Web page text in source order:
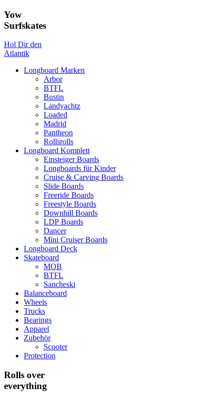
Yow
Surfskates
Hol Dir den
Atlantik
Longboard Marken
Arbor
BTFL
Bustin
Landyachtz
Loaded
Madrid
Pantheon
Rollsrolls
Longboard Komplett
Einsteiger Boards
Longboards für Kinder
Cruise & Carving Boards
Slide Boards
Freeride Boards
Freestyle Boards
Downhill Boards
LDP Boards
Dancer
Mini Cruiser Boards
Longboard Deck
Skateboard
MOB
BTFL
Sancheski
Balanceboard
Wheels
Trucks
Bearings
Apparel
Zubehör
Scooter
Protection
Rolls over
everything